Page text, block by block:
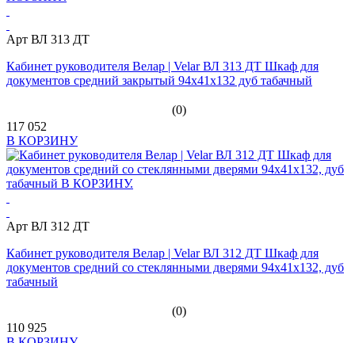
Арт ВЛ 313 ДТ
Кабинет руководителя Велар | Velar ВЛ 313 ДТ Шкаф для
документов средний закрытый 94х41х132 дуб табачный
(0)
117 052
В КОРЗИНУ
Арт ВЛ 312 ДТ
Кабинет руководителя Велар | Velar ВЛ 312 ДТ Шкаф для
документов средний со стеклянными дверями 94х41х132, дуб
табачный
(0)
110 925